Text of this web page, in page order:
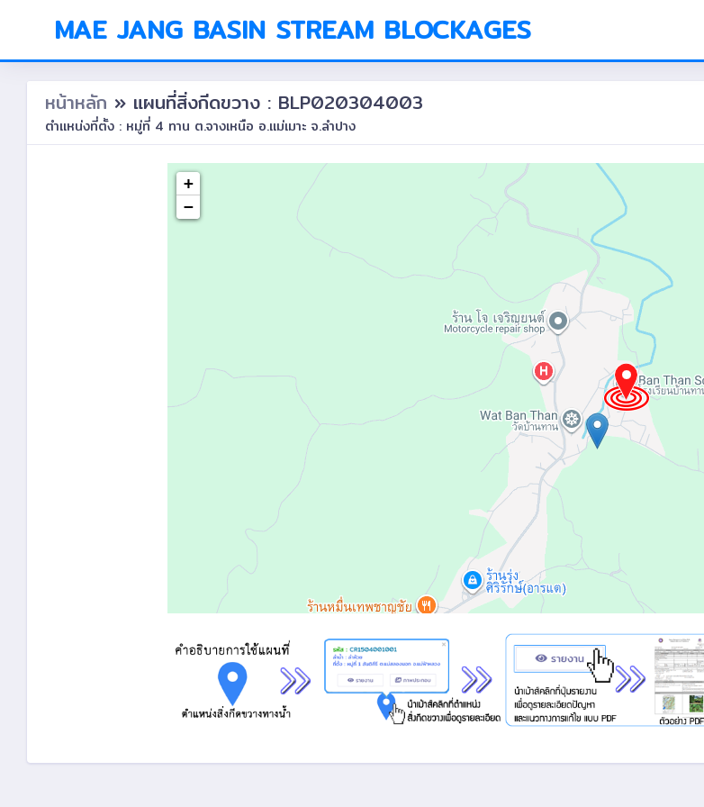
MAE JANG BASIN STREAM BLOCKAGES
หน้าหลัก » แผนที่สิ่งกีดขวาง : BLP020304003
ตำแหน่งที่ตั้ง : หมู่ที่ 4 ทาน ต.จางเหนือ อ.แม่เมาะ จ.ลำปาง
+
−